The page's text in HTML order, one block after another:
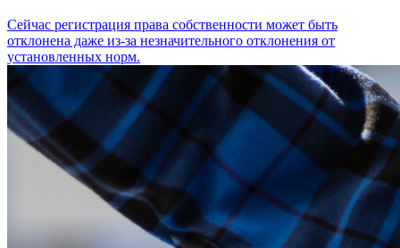
Сейчас регистрация права собственности может быть
отклонена даже из-за незначительного отклонения от
установленных норм.